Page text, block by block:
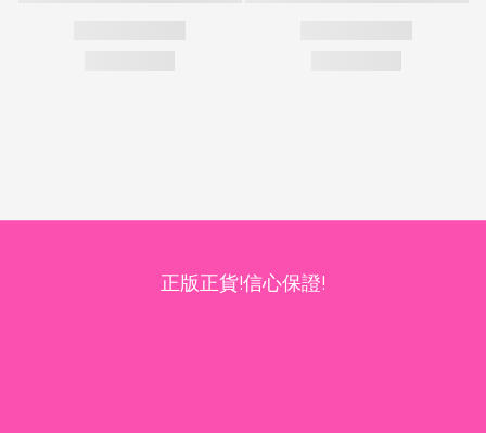
正版正貨!信心保證!